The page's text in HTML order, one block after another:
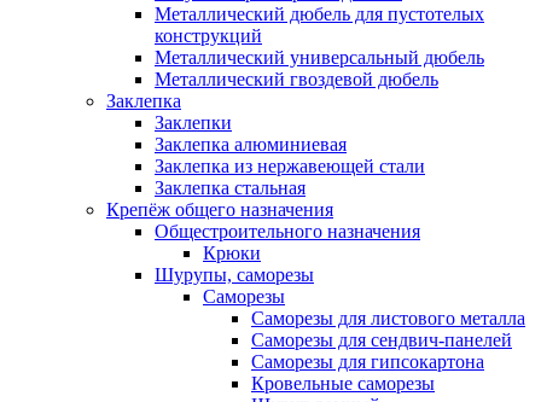
Металлический дюбель для пустотелых
конструкций
Металлический универсальный дюбель
Металлический гвоздевой дюбель
Заклепка
Заклепки
Заклепка алюминиевая
Заклепка из нержавеющей стали
Заклепка стальная
Крепёж общего назначения
Общестроительного назначения
Крюки
Шурупы, саморезы
Саморезы
Саморезы для листового металла
Саморезы для сендвич-панелей
Саморезы для гипсокартона
Кровельные саморезы